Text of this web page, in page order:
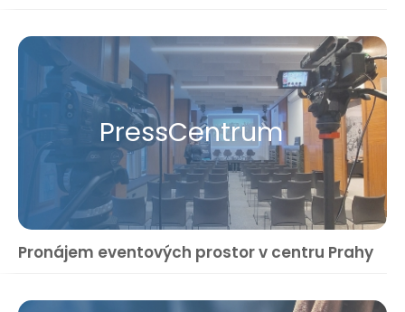
Press​Centrum
Pronájem eventových prostor v centru Prahy